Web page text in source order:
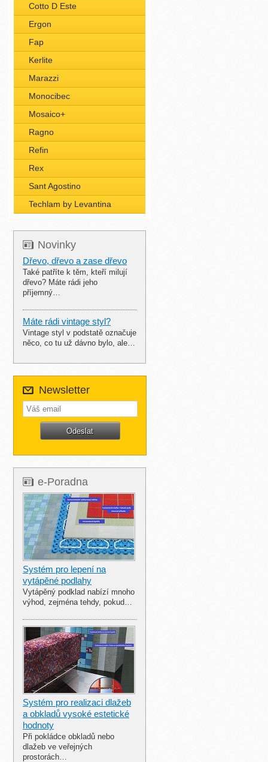
Cotto D Este
Ergon
Fap
Kerlite
Marazzi
Monocibec
Mosaico+
Ragno
Refin
Rex
Sant Agostino
Techlam by Levantina
Novinky
Dřevo, dřevo a zase dřevo
Také patříte k těm, kteří milují
dřevo? Máte rádi jeho
příjemný…
Máte rádi vintage styl?
Vintage styl v podstatě označuje
něco, co tu už dávno bylo, ale…
Newsletter
e-Poradna
Systém pro lepení na
vytápěné podlahy
Vytápěný podklad nabízí mnoho
výhod, zejména tehdy, pokud…
Systém pro realizaci dlažeb
a obkladů vysoké estetické
hodnoty
Při pokládce obkladů nebo
dlažeb ve veřejných
prostorách…